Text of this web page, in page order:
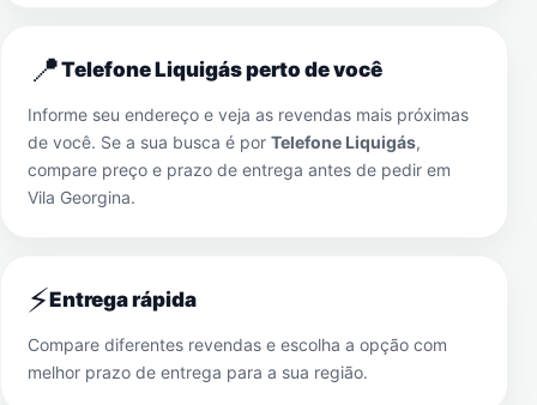
📍Telefone Liquigás perto de você
Informe seu endereço e veja as revendas mais próximas
de você. Se a sua busca é por Telefone Liquigás,
compare preço e prazo de entrega antes de pedir em
Vila Georgina.
⚡Entrega rápida
Compare diferentes revendas e escolha a opção com
melhor prazo de entrega para a sua região.